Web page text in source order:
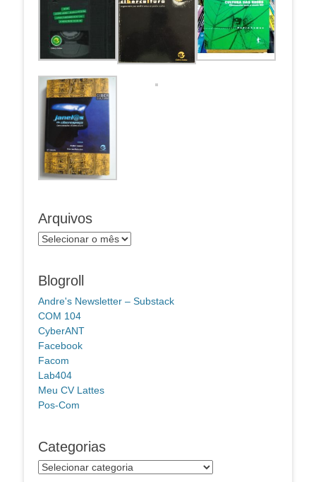
Arquivos
Arquivos
Blogroll
Andre's Newsletter – Substack
COM 104
CyberANT
Facebook
Facom
Lab404
Meu CV Lattes
Pos-Com
Categorias
Categorias